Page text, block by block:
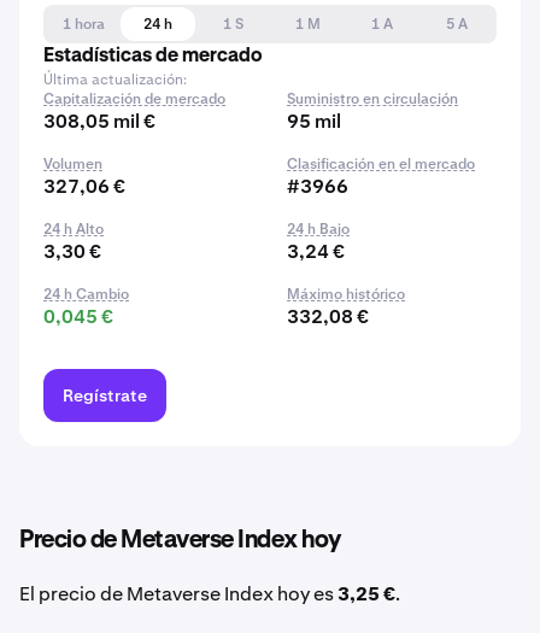
1 hora 24 h 1 S 1 M 1 A
5 A
Estadísticas de mercado
Última actualización:
Capitalización de mercado
308,05 mil €
Suministro en circulación
95 mil
Volumen
327,06 €
Clasificación en el mercado
#3966
24 h Alto
3,30 €
24 h Bajo
3,24 €
24 h Cambio
0,045 €
Máximo histórico
332,08 €
Regístrate
Precio de Metaverse Index hoy
El precio de Metaverse Index hoy es3,25 €.